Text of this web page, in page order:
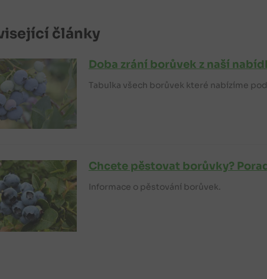
články
Doba zrání borůvek z naší
Tabulka všech borůvek které nabízíme
Chcete pěstovat borůvky?
Informace o pěstování borůvek.